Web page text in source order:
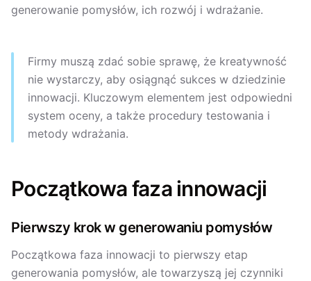
generowanie pomysłów, ich rozwój i wdrażanie.
Firmy muszą zdać sobie sprawę, że kreatywność
nie wystarczy, aby osiągnąć sukces w dziedzinie
innowacji. Kluczowym elementem jest odpowiedni
system oceny, a także procedury testowania i
metody wdrażania.
Początkowa faza innowacji
Pierwszy krok w generowaniu pomysłów
Początkowa faza innowacji to pierwszy etap
generowania pomysłów, ale towarzyszą jej czynniki